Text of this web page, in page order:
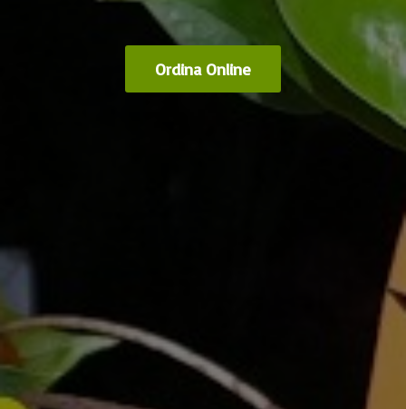
Ordina Online